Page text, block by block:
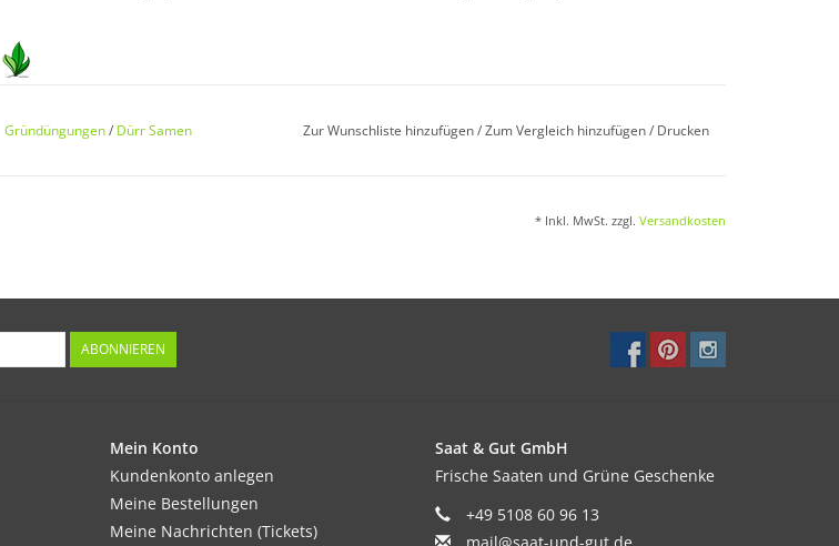
Standort:
Blüte von Anfang Juni bis Ende Oktober.
Gründüngungen/ Dürr Samen Zur Wunschliste hinzufügen/Zum Vergleich hinzufügen/ Drucken
* Inkl. MwSt. zzgl. Versandkosten
ABONNIEREN
Mein Konto
Kundenkonto anlegen
Meine Bestellungen
Meine Nachrichten (Tickets)
Saat & Gut GmbH
Frische Saaten und Grüne Geschenke
+49 5108 60 96 13